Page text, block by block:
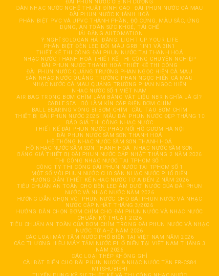
ĐÀI PHUN NƯỚC Ở BÌNH DƯƠNG
DÀN NHẠC NƯỚC NGHỆ THUẬT ĐỈNH CAO
ĐÀI PHUN NƯỚC CÀ MAU
ĐÀI PHUN NƯỚC KHÁNH HOÀ
PHÂN BIỆT PVC VÀ UPVC THÀNH PHẦN, ĐỘ CỨNG, MÀU SẮC, ỨNG
DỤNG, AN TOÀN SỨC KHOẺ, TÁI CHẾ
HẢI ĐĂNG AUTOMATION
Ý NGHĨ SOLOGAN HẢI ĐĂNG: LIGHT UP YOUR LIFE
PHÂN BIỆT ĐÈN LED ĐỔI MÀU GRB 1IN1 VÀ 3IN1
THIẾT KẾ THI CÔNG ĐÀI PHUN NƯỚC TẠI THANH HOÁ
NHẠC NƯỚC THANH HOÁ THIẾT KẾ THI CÔNG CHUYÊN NGHIỆP
ĐÀI PHUN NƯỚC THANH HOÁ THIẾT KẾ THI CÔNG
ĐÀI PHUN NƯỚC QUẢNG TRƯỜNG PHAN NGỌC HIỂN CÀ MAU
SÀN NHẠC NƯỚC QUẢNG TRƯỜNG PHAN NGỌC HIỂN CÀ MAU
NHẠC NƯỚC CÀ MAU QUẢNG TRƯỜNG PHAN NGỌC HIỂN
NHẠC NƯỚC SỐ 1 VIỆT NAM
AIR BAG TRONG BƠM CHÌM LÀM BẰNG VẬT LIỆU NBR NGHĨA LÀ GÌ?
CABLE SEAL BỘ LÀM KÍN CÁP ĐIỆN BƠM CHÌM
BALL BEARING VÒNG BI BƠM CHÌM
CẦU TẠO BƠM CHÌM
THIẾT BỊ ĐÀI PHUN NƯỚC 2025
MẪU ĐÀI PHUN NƯỚC ĐẸP THÁNG 10
BÁO GIÁ THI CÔNG NHẠC NƯỚC
THIẾT KẾ ĐÀI PHUN NƯỚC PHAO NỔI HỒ GƯƠM HÀ NỘI
ĐÀI PHUN NƯỚC SẦM SƠN THANH HOÁ
HỆ THỐNG NHẠC NƯỚC SẦM SƠN THANH HOÁ
HỒ NHẠC NƯỚC SẦM SƠN THANH HOÁ
NHẠC NƯỚC SẦM SƠN
BẢNG GIÁ THIẾT BỊ ĐÀI PHUN NƯỚC CẬP NHẬT THÁNG 2 NĂM 2026
THI CÔNG NHẠC NƯỚC TẠI TPHCM SỐ 1
CÔNG TY THI CÔNG ĐÀI PHUN NƯỚC TẠI TPHCM SỐ 1
MỘT SỐ VÒI PHUN NƯỚC CHO SÀN NHẠC NƯỚC PHỔ BIẾN
HƯỚNG DẪN THIẾT KẾ NHẠC NƯỚC TỪ A ĐẾN Z NĂM 2026
TIÊU CHUẨN AN TOÀN CHO ĐÈN LED ÂM DƯỚI NƯỚC CỦA ĐÀI PHUN
NƯỚC VÀ NHẠC NƯỚC NĂM 2026
HƯỚNG DẪN CHỌN VÒI PHUN NƯỚC CHO ĐÀI PHUN NƯỚC VÀ NHẠC
NƯỚC CẬP NHẬT THÁNG 3/2026
HƯỚNG DẪN CHỌN BƠM CHÌM CHO ĐÀI PHUN NƯỚC VÀ NHẠC NƯỚC
CHUẨN KỸ THUẬT 2026
TIÊU CHUẨN AN TOÀN CỦA BƠM CHÌM TRONG ĐÀI PHUN NƯỚC VÀ NHẠC
NƯỚC TỪ A–Z NĂM 2026
CÁC LOẠI MÁY TĂM NƯỚC PHỔ BIẾN TẠI VIỆT NAM NĂM 2026
CÁC THƯƠNG HIỆU MÁY TĂM NƯỚC PHỔ BIẾN TẠI VIỆT NAM THÁNG 3
NĂM 2026
CÁC LOẠI THÉP KHÔNG GHỈ
CÀI ĐẶT BIẾN CHO ĐÀI PHUN NƯỚC & NHẠC NƯỚC TẦN FR-CS84
MITSHUBISHI